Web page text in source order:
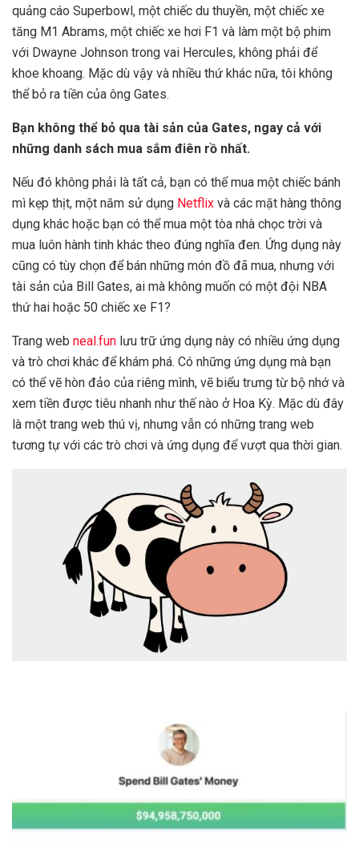
quảng cáo Superbowl, một chiếc du thuyền, một chiếc xe
tăng M1 Abrams, một chiếc xe hơi F1 và làm một bộ phim
với Dwayne Johnson trong vai Hercules, không phải để
khoe khoang. Mặc dù vậy và nhiều thứ khác nữa, tôi không
thể bỏ ra tiền của ông Gates.
Bạn không thể bỏ qua tài sản của Gates, ngay cả với
những danh sách mua sắm điên rồ nhất.
Nếu đó không phải là tất cả, bạn có thể mua một chiếc bánh
mì kẹp thịt, một năm sử dụng Netflix và các mặt hàng thông
dụng khác hoặc bạn có thể mua một tòa nhà chọc trời và
mua luôn hành tinh khác theo đúng nghĩa đen. Ứng dụng này
cũng có tùy chọn để bán những món đồ đã mua, nhưng với
tài sản của Bill Gates, ai mà không muốn có một đội NBA
thứ hai hoặc 50 chiếc xe F1?
Trang web neal.fun lưu trữ ứng dụng này có nhiều ứng dụng
và trò chơi khác để khám phá. Có những ứng dụng mà bạn
có thể vẽ hòn đảo của riêng mình, vẽ biểu trưng từ bộ nhớ và
xem tiền được tiêu nhanh như thế nào ở Hoa Kỳ. Mặc dù đây
là một trang web thú vị, nhưng vẫn có những trang web
tương tự với các trò chơi và ứng dụng để vượt qua thời gian.